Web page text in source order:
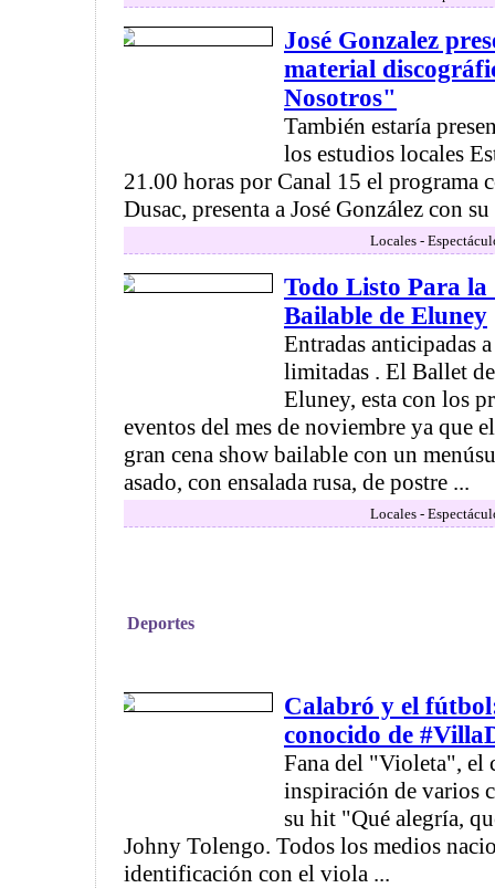
José Gonzalez
material
Nosotros"
También estaría
los estudios locales
21.00 horas por Canal 15 el programa
Dusac, presenta a José González con
Locales -
Todo Listo Para
Bailable de Eluney
Entradas anticipadas
limitadas . El Ballet
Eluney, esta con los
eventos del mes de noviembre ya que
gran cena show bailable con un
asado, con ensalada rusa, de postre ...
Locales -
Deportes
Calabró y el
conocido de
Fana del "Violeta", el
inspiración de varios
su hit "Qué alegría,
Johny Tolengo. Todos los medios
identificación con el viola ...